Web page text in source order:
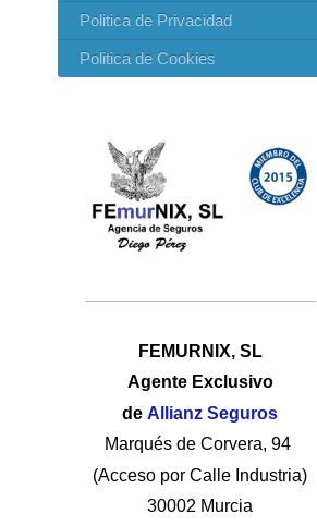
Politica de Privacidad
Politica de Cookies
FEMURNIX, SL
Agente Exclusivo
de Allianz Seguros
Marqués de Corvera, 94
(Acceso por Calle Industria)
30002 Murcia